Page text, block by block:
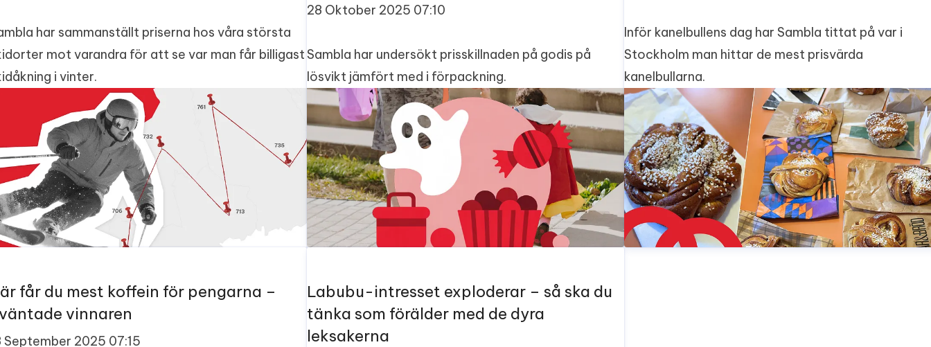
har sammanställt priserna hos våra största
mot varandra för att se var man får billigast
i vinter.
28 Oktober 2025 07:10
Sambla har undersökt prisskillnaden på godis på
lösvikt jämfört med i förpackning.
Inför kanelbullens dag har Sambla tittat på var i
Stockholm man hittar de mest prisvärda
kanelbullarna.
får du mest koffein för pengarna –
vinnaren
September 2025 07:15
Labubu-intresset exploderar – så ska du
tänka som förälder med de dyra
leksakerna